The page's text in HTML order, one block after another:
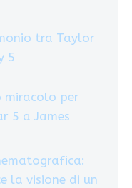
tra Taylor
5
miracolo per
5 a James
la visione di un